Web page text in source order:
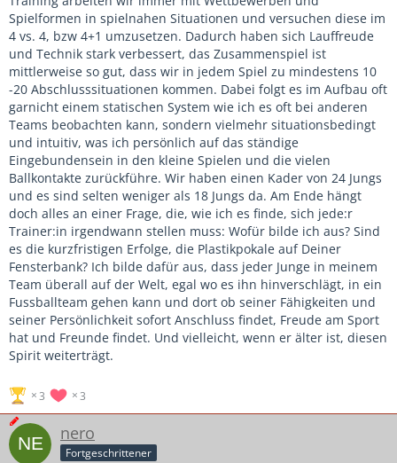
Spielformen in spielnahen Situationen und versuchen diese im
4 vs. 4, bzw 4+1 umzusetzen. Dadurch haben sich Lauffreude
und Technik stark verbessert, das Zusammenspiel ist
mittlerweise so gut, dass wir in jedem Spiel zu mindestens 10
-20 Abschlusssituationen kommen. Dabei folgt es im Aufbau oft
garnicht einem statischen System wie ich es oft bei anderen
Teams beobachten kann, sondern vielmehr situationsbedingt
und intuitiv, was ich persönlich auf das ständige
Eingebundensein in den kleine Spielen und die vielen
Ballkontakte zurückführe. Wir haben einen Kader von 24 Jungs
und es sind selten weniger als 18 Jungs da. Am Ende hängt
doch alles an einer Frage, die, wie ich es finde, sich jede:r
Trainer:in irgendwann stellen muss: Wofür bilde ich aus? Sind
es die kurzfristigen Erfolge, die Plastikpokale auf Deiner
Fensterbank? Ich bilde dafür aus, dass jeder Junge in meinem
Team überall auf der Welt, egal wo es ihn hinverschlägt, in ein
Fussballteam gehen kann und dort ob seiner Fähigkeiten und
seiner Persönlichkeit sofort Anschluss findet, Freude am Sport
hat und Freunde findet. Und vielleicht, wenn er älter ist, diesen
Spirit weiterträgt.
3 3
nero
Fortgeschrittener